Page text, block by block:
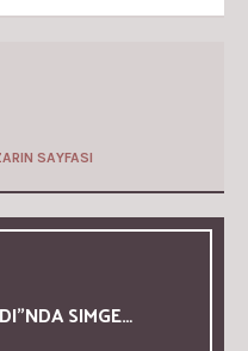
SAYFASI
SIMGE…